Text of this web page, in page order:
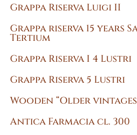
Grappa Riserva Luigi II
Grappa riserva 15 years
Tertium
Grappa Riserva I 4 Lustri
Grappa Riserva 5 Lustri
Wooden “Older
Antica Farmacia cl. 300